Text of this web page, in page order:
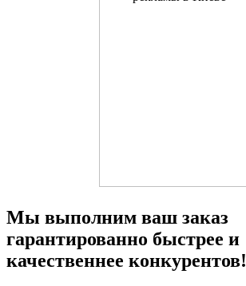
Мы выполним ваш заказ
гарантированно быстрее и
качественнее конкурентов!